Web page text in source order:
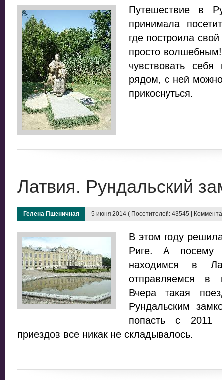
Путешествие в
принимала
где построила
просто
чувствовать
рядом, с ней
прикоснуться.
Латвия. Рундальский
Гелена Пшеничная 5 июня 2014 ( Посетителей: 43545 |
В этом году
Риге. А
находимся в
отправляемся в
Вчера такая
Рундальским
попасть с 2011
приездов все никак не складывалось.